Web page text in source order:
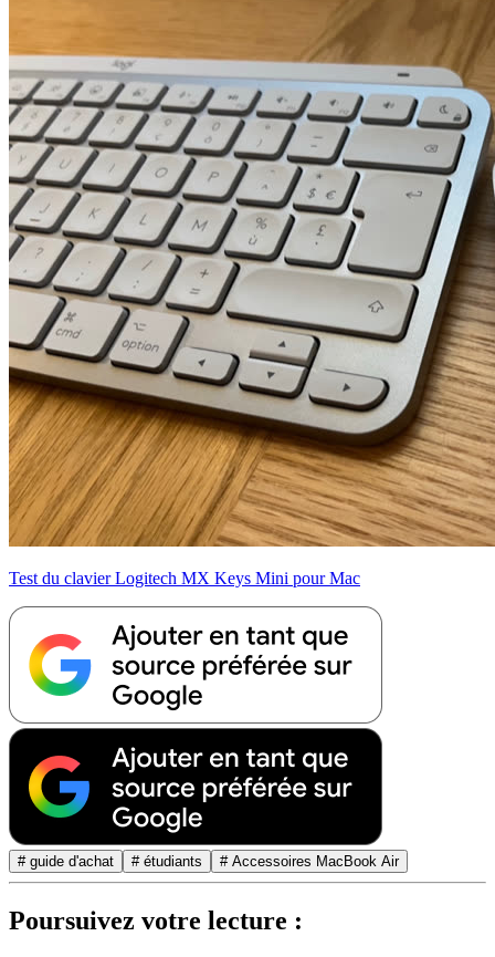
Test du clavier Logitech MX Keys Mini pour Mac
# guide d'achat # étudiants # Accessoires MacBook Air
Poursuivez votre lecture :